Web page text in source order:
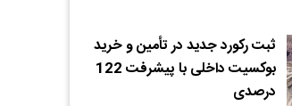
ثبت رکورد جدید در تأمین و خرید
بوکسیت داخلی با پیشرفت 122
درصدی